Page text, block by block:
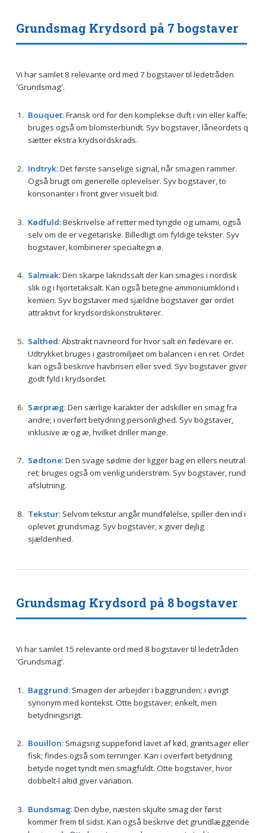
Grundsmag Krydsord på 7 bogstaver
Vi har samlet 8 relevante ord med 7 bogstaver til ledetråden
'Grundsmag'.
Bouquet: Fransk ord for den komplekse duft i vin eller kaffe;
bruges også om blomsterbundt. Syv bogstaver, låneordets q
sætter ekstra krydsordskrads.
Indtryk: Det første sanselige signal, når smagen rammer.
Også brugt om generelle oplevelser. Syv bogstaver, to
konsonanter i front giver visuelt bid.
Kødfuld: Beskrivelse af retter med tyngde og umami, også
selv om de er vegetariske. Billedligt om fyldige tekster. Syv
bogstaver, kombinerer specialtegn ø.
Salmiak: Den skarpe lakridssalt der kan smages i nordisk
slik og i hjortetaksalt. Kan også betegne ammoniumklorid i
kemien. Syv bogstaver med sjældne bogstaver gør ordet
attraktivt for krydsordskonstruktører.
Salthed: Abstrakt navneord for hvor salt en fødevare er.
Udtrykket bruges i gastromiljøet om balancen i en ret. Ordet
kan også beskrive havbrisen eller sved. Syv bogstaver giver
godt fyld i krydsordet.
Særpræg: Den særlige karakter der adskiller en smag fra
andre; i overført betydning personlighed. Syv bogstaver,
inklusive æ og æ, hvilket driller mange.
Sødtone: Den svage sødme der ligger bag en ellers neutral
ret; bruges også om venlig understrøm. Syv bogstaver, rund
afslutning.
Tekstur: Selvom tekstur angår mundfølelse, spiller den ind i
oplevet grundsmag. Syv bogstaver, x giver dejlig
sjældenhed.
Grundsmag Krydsord på 8 bogstaver
Vi har samlet 15 relevante ord med 8 bogstaver til ledetråden
'Grundsmag'.
Baggrund: Smagen der arbejder i baggrunden; i øvrigt
synonym med kontekst. Otte bogstaver; enkelt, men
betydningsrigt.
Bouillon: Smagsrig suppefond lavet af kød, grøntsager eller
fisk; findes også som terninger. Kan i overført betydning
betyde noget tyndt men smagfuldt. Otte bogstaver, hvor
dobbelt-l altid giver variation.
Bundsmag: Den dybe, næsten skjulte smag der først
kommer frem til sidst. Kan også beskrive det grundlæggende